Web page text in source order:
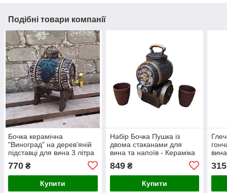
Подібні товари компанії
Бочка керамічна
"Виноград" на дерев'яній
підставці для вина 3 літра
770 ₴
Купити
Набір Бочка Пушка із
двома стаканами для
вина та напоїв - Кераміка
849₴
Купити
315